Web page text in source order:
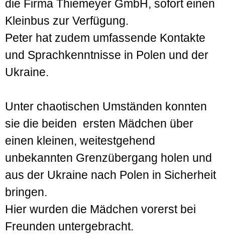
die Firma Thiemeyer GmbH, sofort einen
Kleinbus zur Verfügung.
Peter hat zudem umfassende Kontakte
und Sprachkenntnisse in Polen und der
Ukraine.
Unter chaotischen Umständen konnten
sie die beiden ersten Mädchen über
einen kleinen, weitestgehend
unbekannten Grenzübergang holen und
aus der Ukraine nach Polen in Sicherheit
bringen.
Hier wurden die Mädchen vorerst bei
Freunden untergebracht.